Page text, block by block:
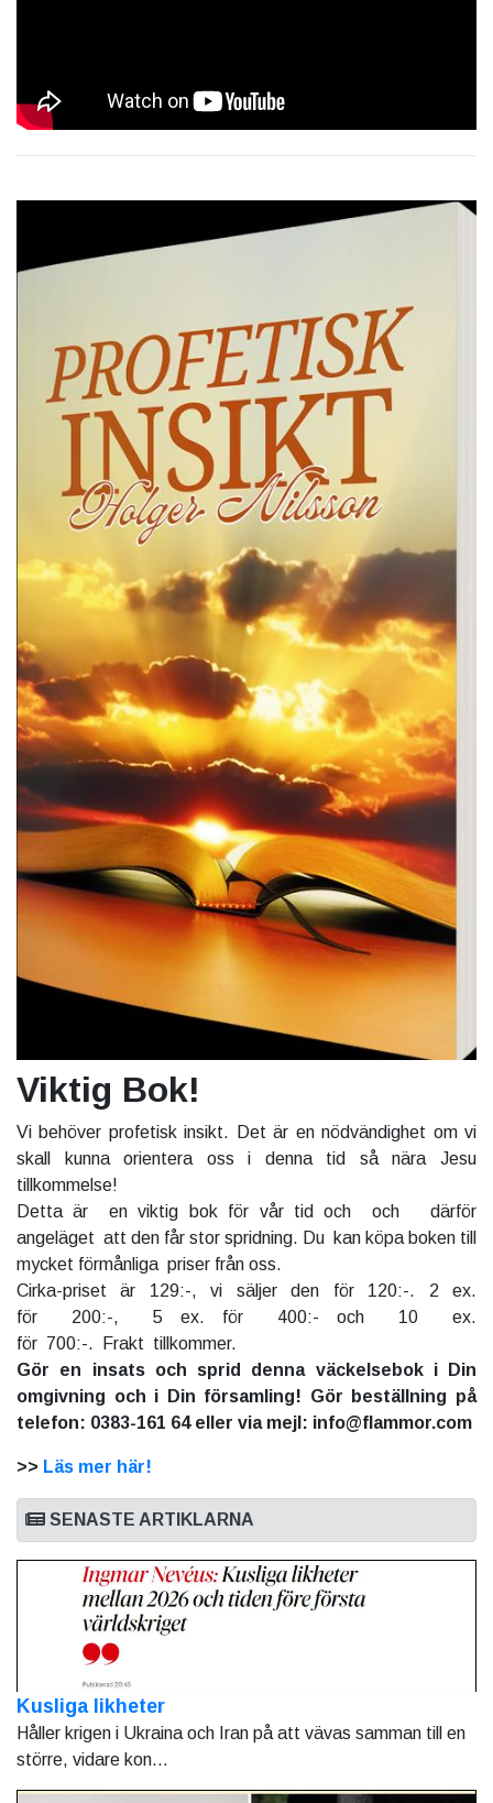
Viktig Bok!
Vi behöver profetisk insikt. Det är en nödvändighet om vi
skall kunna orientera oss i denna tid så nära Jesu
tillkommelse!
Detta är en viktig bok för vår tid och och därför
angeläget att den får stor spridning. Du kan köpa boken till
mycket förmånliga priser från oss.
Cirka-priset är 129:-, vi säljer den för 120:-. 2 ex.
för 200:-, 5 ex. för 400:- och 10 ex.
för 700:-. Frakt tillkommer.
Gör en insats och sprid denna väckelsebok i Din
omgivning och i Din församling! Gör beställning på
telefon: 0383-161 64 eller via mejl: info@flammor.com
>> Läs mer här!
SENASTE ARTIKLARNA
Kusliga likheter
Håller krigen i Ukraina och Iran på att vävas samman till en
större, vidare kon...